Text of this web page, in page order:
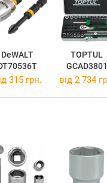
DeWALT
TOPTUL
GCAD3801
315 грн. від 2 734